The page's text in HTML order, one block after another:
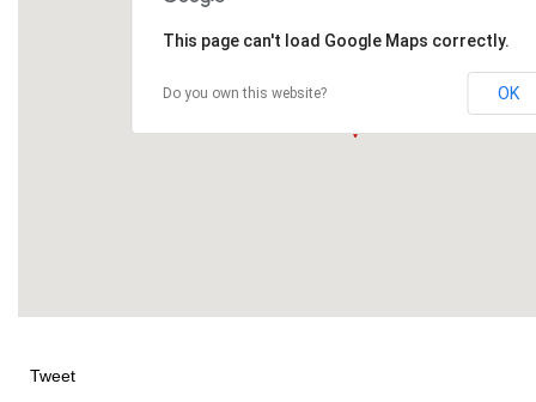
This page can't load Google Maps correctly.
Do you own this website? OK
Tweet